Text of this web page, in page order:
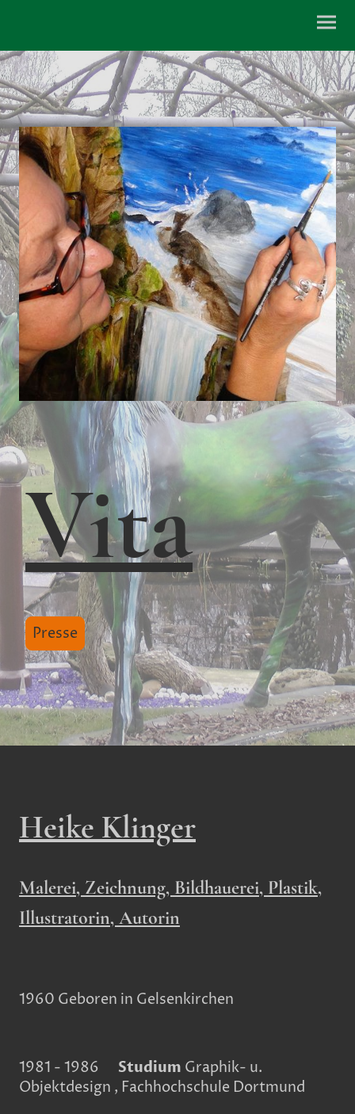
Vita
Presse
Heike Klinger
Malerei, Zeichnung, Bildhauerei, Plastik,
Illustratorin, Autorin
1960 Geboren in Gelsenkirchen
1981 - 1986 Studium Graphik- u.
Objektdesign , Fachhochschule Dortmund